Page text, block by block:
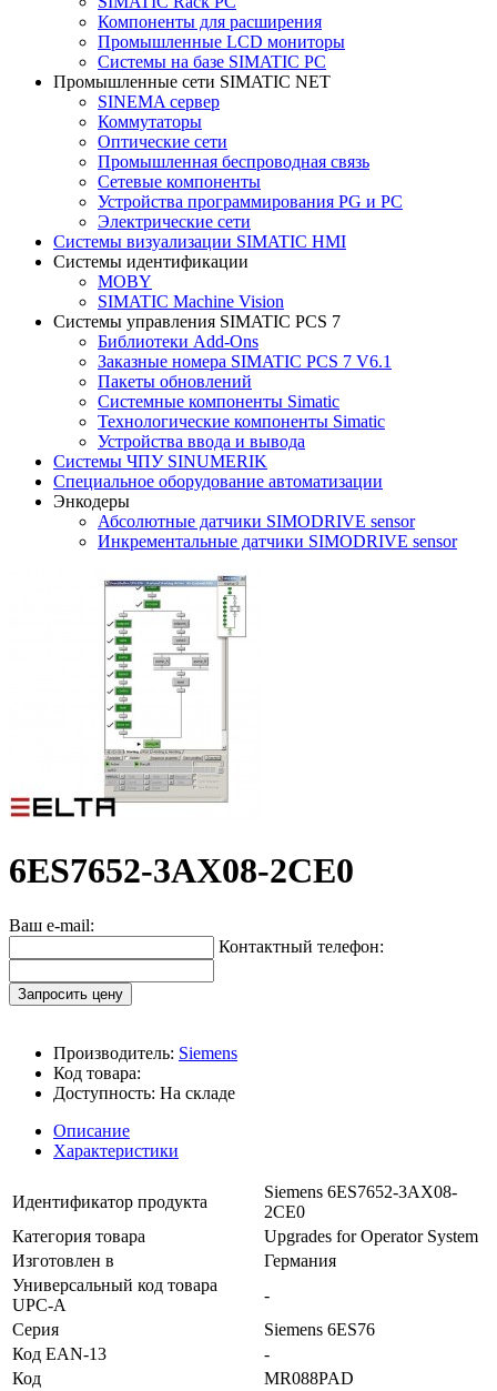
Компоненты для расширения
Промышленные LCD мониторы
Системы на базе SIMATIC PC
Промышленные сети SIMATIC NET
SINEMA сервер
Коммутаторы
Оптические сети
Промышленная беспроводная связь
Сетевые компоненты
Устройства программирования PG и PC
Электрические сети
Системы визуализации SIMATIC HMI
Системы идентификации
MOBY
SIMATIC Machine Vision
Системы управления SIMATIC PCS 7
Библиотеки Add-Ons
Заказные номера SIMATIC PCS 7 V6.1
Пакеты обновлений
Системные компоненты Simatic
Технологические компоненты Simatic
Устройства ввода и вывода
Системы ЧПУ SINUMERIK
Специальное оборудование автоматизации
Энкодеры
Абсолютные датчики SIMODRIVE sensor
Инкрементальные датчики SIMODRIVE sensor
6ES7652-3AX08-2CE0
Ваш e-mail:
Контактный телефон:
Запросить цену
Производитель: Siemens
Код товара:
Доступность: На складе
Описание
Характеристики
Идентификатор продукта
Siemens 6ES7652-3AX08-
2CE0
Категория товара
Upgrades for Operator System
Изготовлен в
Германия
Универсальный код товара
UPC-A
-
Серия
Siemens 6ES76
Код EAN-13
-
Код
MR088PAD